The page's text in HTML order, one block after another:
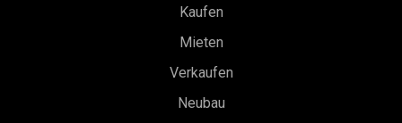
Kaufen
Mieten
Verkaufen
Neubau